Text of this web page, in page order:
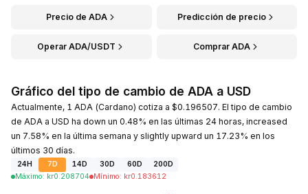
Precio de ADA Predicción de precio
Operar ADA/USDT Comprar ADA
Gráfico del tipo de cambio de ADA a USD
Actualmente, 1 ADA (Cardano) cotiza a $0.196507. El tipo de cambio
de ADA a USD ha down un 0.48% en las últimas 24 horas, increased
un 7.58% en la última semana y slightly upward un 17.23% en los
últimos 30 días.
24H 7D 14D 30D 60D
200D
Máximo: kr0.208704 Mínimo: kr0.183612